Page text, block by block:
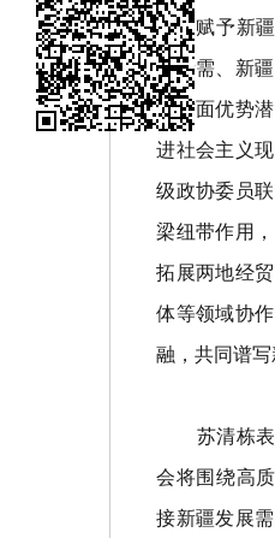
手机
打开
当前
页
中央赋予新
家所需、新
各方面优势
进社会主义
级政协委员
梁纽带作用
拓展两地经
体等领域协
融，共同谱写
苏清栋
会将围绕高
接新疆发展